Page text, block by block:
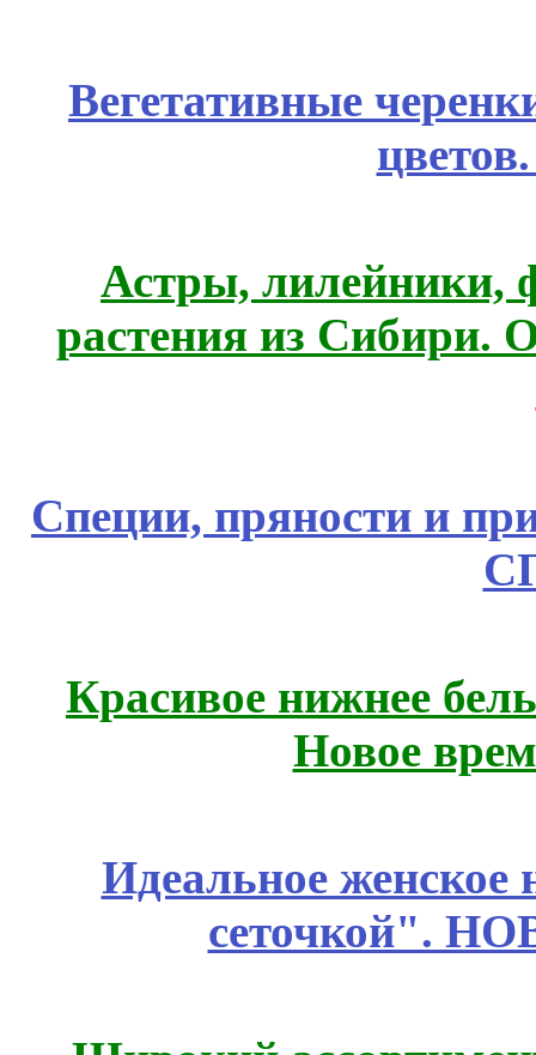
Вегетативные
Астры, лилейники,
растения из Сибири.
Специи, пряности и
Красивое нижнее
Новое
Идеальное женское
сеточкой".